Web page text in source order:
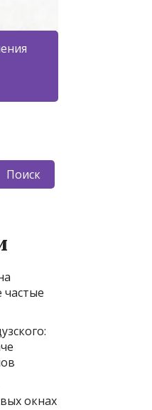
Поиск
частые
окнах